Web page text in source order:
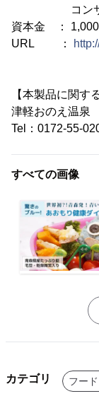
コンサル
資本金 ： 1,000
URL ：
【本製品に関す
津軽おのえ温泉
Tel：0172-55-
すべての画像
カテゴリ フー